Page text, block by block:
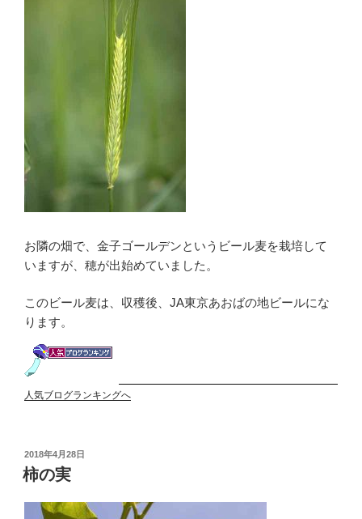
お隣の畑で、金子ゴールデンというビール麦を栽培して
いますが、穂が出始めていました。
このビール麦は、収穫後、JA東京あおばの地ビールにな
ります。
人気ブログランキングへ
投
稿
日:
2018年4月28日
柿の実